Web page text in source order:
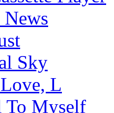
Sky
L
To Myself